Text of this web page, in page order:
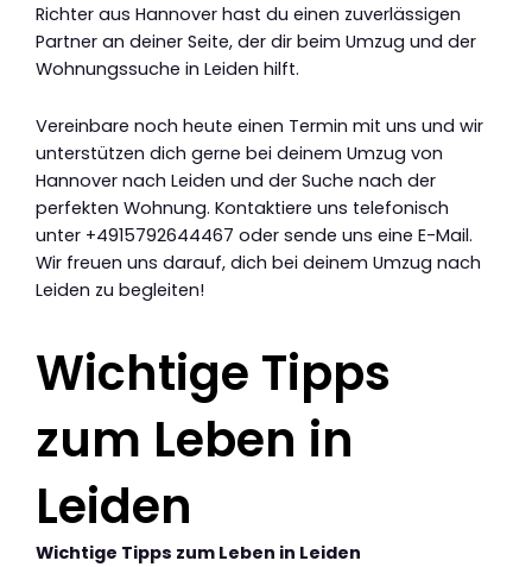
Richter aus Hannover hast du einen zuverlässigen
Partner an deiner Seite, der dir beim Umzug und der
Wohnungssuche in Leiden hilft.
Vereinbare noch heute einen Termin mit uns und wir
unterstützen dich gerne bei deinem Umzug von
Hannover nach Leiden und der Suche nach der
perfekten Wohnung. Kontaktiere uns telefonisch
unter +4915792644467 oder sende uns eine E-Mail.
Wir freuen uns darauf, dich bei deinem Umzug nach
Leiden zu begleiten!
Wichtige Tipps
zum Leben in
Leiden
Wichtige Tipps zum Leben in Leiden